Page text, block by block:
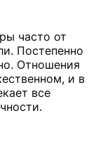
часто от
Постепенно
Отношения
и в
все